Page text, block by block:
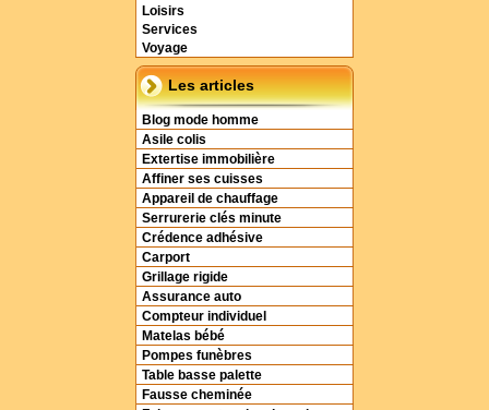
Loisirs
Services
Voyage
Les articles
Blog mode homme
Asile colis
Extertise immobilière
Affiner ses cuisses
Appareil de chauffage
Serrurerie clés minute
Crédence adhésive
Carport
Grillage rigide
Assurance auto
Compteur individuel
Matelas bébé
Pompes funèbres
Table basse palette
Fausse cheminée